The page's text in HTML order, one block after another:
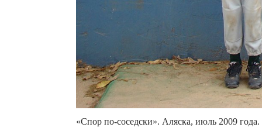
«Спор по-соседски». Аляска, июль 2009